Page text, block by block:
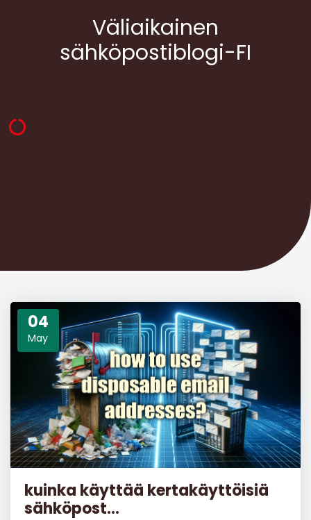
Väliaikainen
sähköpostiblogi-FI
04
May
kuinka käyttää kertakäyttöisiä
sähköpost...